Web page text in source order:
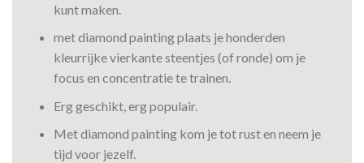
kunt maken.
met diamond painting plaats je honderden
kleurrijke vierkante steentjes (of ronde) om je
focus en concentratie te trainen.
Erg geschikt, erg populair.
Met diamond painting kom je tot rust en neem je
tijd voor jezelf.